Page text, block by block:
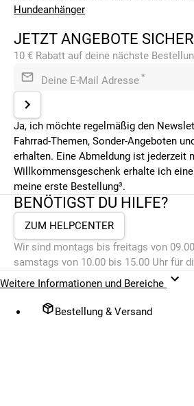
Hundeanhänger
JETZT ANGEBOTE
10 € Rabatt auf deine nächste
Deine E-Mail Adresse *
Ja, ich möchte regelmäßig den
Fahrrad-Themen, Sonder-Angeboten
erhalten. Eine Abmeldung ist jederzeit
Willkommensgeschenk erhalte ich
meine erste Bestellung³.
BENÖTIGST DU HILFE?
ZUM HELPCENTER
Wir sind montags bis freitags von
samstags von 10.00 bis 15.00 Uhr für
Weitere Informationen und Bereiche
Bestellung & Versand